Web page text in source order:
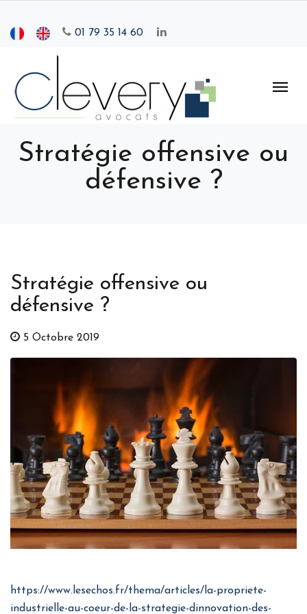
01 79 35 14 60
Stratégie offensive ou
défensive ?
Stratégie offensive ou
défensive ?
5 Octobre 2019
https://www.lesechos.fr/thema/articles/la-propriete-
industrielle-au-coeur-de-la-strategie-dinnovation-des-